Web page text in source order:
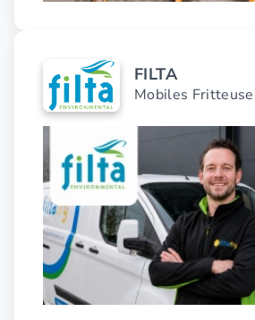
FILTA
Mobiles